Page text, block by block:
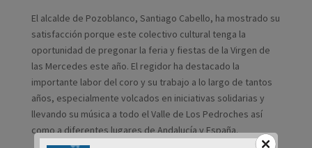
El alcalde de Pozoblanco, Santiago Cabello, ha mostrado su
satisfacción porque este colectivo cultural tenga la
oportunidad de pregonar la feria y fiestas de la Virgen de
las Mercedes este año. El regidor ha destacado la
importante labor del coro y su trabajo a lo largo de tantos
años, especialmente volcados en iniciativas solidarias y
llevando su música a todo el Valle de Los Pedroches así
como a diferentes lugares de Andalucía y España.